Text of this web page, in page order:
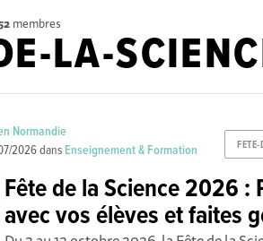
membres
LA-
Normandie
2026dans Enseignement & Formation
Fête de la Science 2026 :
avec vos élèves et faites